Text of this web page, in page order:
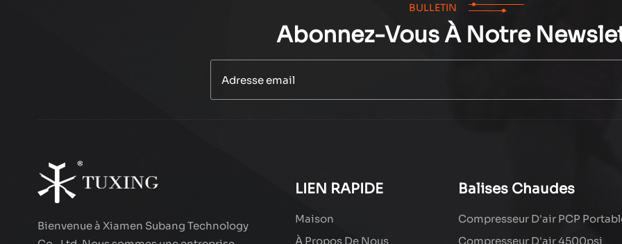
PCP 300BAR AIR
smoking txes062
EN SAVOIR PLUS
BULLETIN
Abonnez-Vous À Notre
Bienvenue à Xiamen Subang Technology
LIEN RAPIDE
Maison
À Propos De Nous
Balises Chaudes
Compresseur D'air PCP
Compresseur D'air 4500psi